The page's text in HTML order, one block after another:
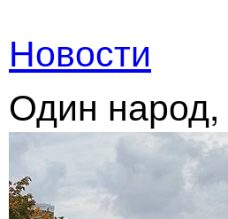
Новости
Один народ,